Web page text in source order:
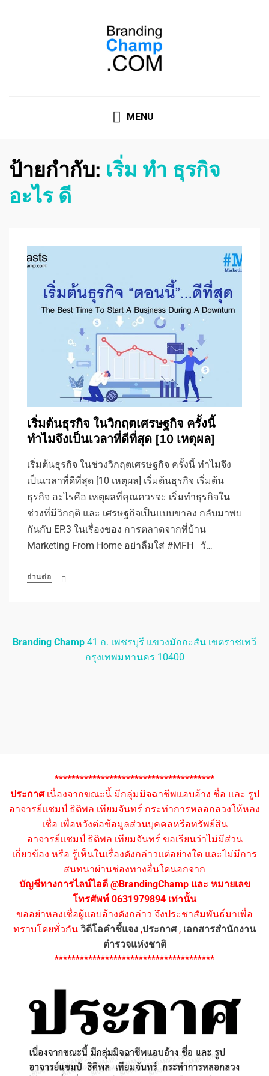
MENU
ป้ายกำกับ: เริ่ม ทํา ธุรกิจ
อะไร ดี
เริ่มต้นธุรกิจ ในวิกฤตเศรษฐกิจ ครั้งนี้
ทำไมจึงเป็นเวลาที่ดีที่สุด [10 เหตุผล]
เริ่มต้นธุรกิจ ในช่วงวิกฤตเศรษฐกิจ ครั้งนี้ ทำไมจึง
เป็นเวลาที่ดีที่สุด [10 เหตุผล] เริ่มต้นธุรกิจ เริ่มต้น
ธุรกิจ อะไรคือ เหตุผลที่คุณควรจะ เริ่มทำธุรกิจใน
ช่วงที่มีวิกฤติ และ เศรษฐกิจเป็นแบบขาลง กลับมาพบ
กันกับ EP.3 ในเรื่องของ การตลาดจากที่บ้าน
Marketing From Home อย่าลืมใส่ #MFH วั…
อ่านต่อ
Branding Champ 41 ถ. เพชรบุรี แขวงมักกะสัน เขตราชเทวี
กรุงเทพมหานคร 10400
**************************************
ประกาศเนื่องจากขณะนี้ มีกลุ่มมิจฉาชีพแอบอ้าง ชื่อ และ รูป
อาจารย์แชมป์ ธิติพล เทียมจันทร์ กระทำการหลอกลวงให้หลง
เชื่อ เพื่อหวังต่อข้อมูลส่วนบุคคลหรือทรัพย์สิน
อาจารย์แชมป์ ธิติพล เทียมจันทร์ ขอเรียนว่าไม่มีส่วน
เกี่ยวข้อง หรือ รู้เห็นในเรื่องดังกล่าวแต่อย่างใด และไม่มีการ
สนทนาผ่านช่องทางอื่นใดนอกจาก
บัญชีทางการไลน์ไอดี @BrandingChamp และ หมายเลข
โทรศัพท์ 0631979894 เท่านั้น
ขออย่าหลงเชื่อผู้แอบอ้างดังกล่าว จึงประชาสัมพันธ์มาเพื่อ
ทราบโดยทั่วกัน วิดีโอคำชี้แจง ,ประกาศ, เอกสารสำนักงาน
ตำรวจแห่งชาติ
**************************************